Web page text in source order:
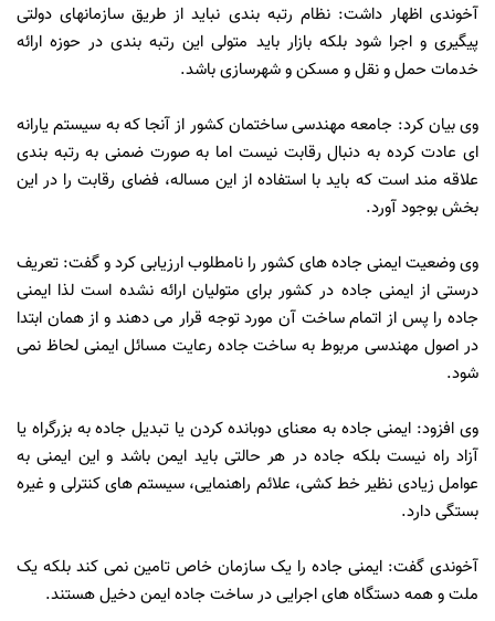
آخوندی اظهار داشت: نظام رتبه بندی نباید از طریق سازمانهای دولتی
پیگیری و اجرا شود بلکه بازار باید متولی این رتبه بندی در حوزه ارائه
خدمات حمل و نقل و مسکن و شهرسازی باشد.
وی بیان کرد: جامعه مهندسی ساختمان کشور از آنجا که به سیستم یارانه
ای عادت کرده به دنبال رقابت نیست اما به صورت ضمنی به رتبه بندی
علاقه مند است که باید با استفاده از این مساله، فضای رقابت را در این
بخش بوجود آورد.
وی وضعیت ایمنی جاده های کشور را نامطلوب ارزیابی کرد و گفت: تعریف
درستی از ایمنی جاده در کشور برای متولیان ارائه نشده است لذا ایمنی
جاده را پس از اتمام ساخت آن مورد توجه قرار می دهند و از همان ابتدا
در اصول مهندسی مربوط به ساخت جاده رعایت مسائل ایمنی لحاظ نمی
شود.
وی افزود: ایمنی جاده به معنای دوبانده کردن یا تبدیل جاده به بزرگراه یا
آزاد راه نیست بلکه جاده در هر حالتی باید ایمن باشد و این ایمنی به
عوامل زیادی نظیر خط کشی، علائم راهنمایی، سیستم های کنترلی و غیره
بستگی دارد.
آخوندی گفت: ایمنی جاده را یک سازمان خاص تامین نمی کند بلکه یک
ملت و همه دستگاه های اجرایی در ساخت جاده ایمن دخیل هستند.